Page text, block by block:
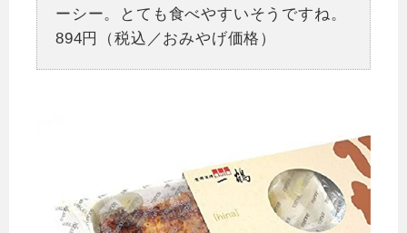
ーシー。とても食べやすいそうですね。
894円（税込／おみやげ価格）